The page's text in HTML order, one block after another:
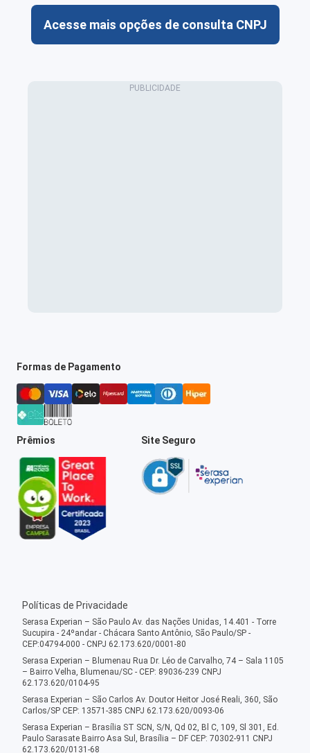
Acesse mais opções de consulta CNPJ
Formas de Pagamento
Prêmios Site Seguro
Políticas de Privacidade
Serasa Experian – São Paulo Av. das Nações Unidas, 14.401 - Torre
Sucupira - 24ºandar - Chácara Santo Antônio, São Paulo/SP -
CEP:04794-000 - CNPJ 62.173.620/0001-80
Serasa Experian – Blumenau Rua Dr. Léo de Carvalho, 74 – Sala 1105
– Bairro Velha, Blumenau/SC - CEP: 89036-239 CNPJ
62.173.620/0104-95
Serasa Experian – São Carlos Av. Doutor Heitor José Reali, 360, São
Carlos/SP CEP: 13571-385 CNPJ 62.173.620/0093-06
Serasa Experian – Brasília ST SCN, S/N, Qd 02, Bl C, 109, Sl 301, Ed.
Paulo Sarasate Bairro Asa Sul, Brasília – DF CEP: 70302-911 CNPJ
62.173.620/0131-68